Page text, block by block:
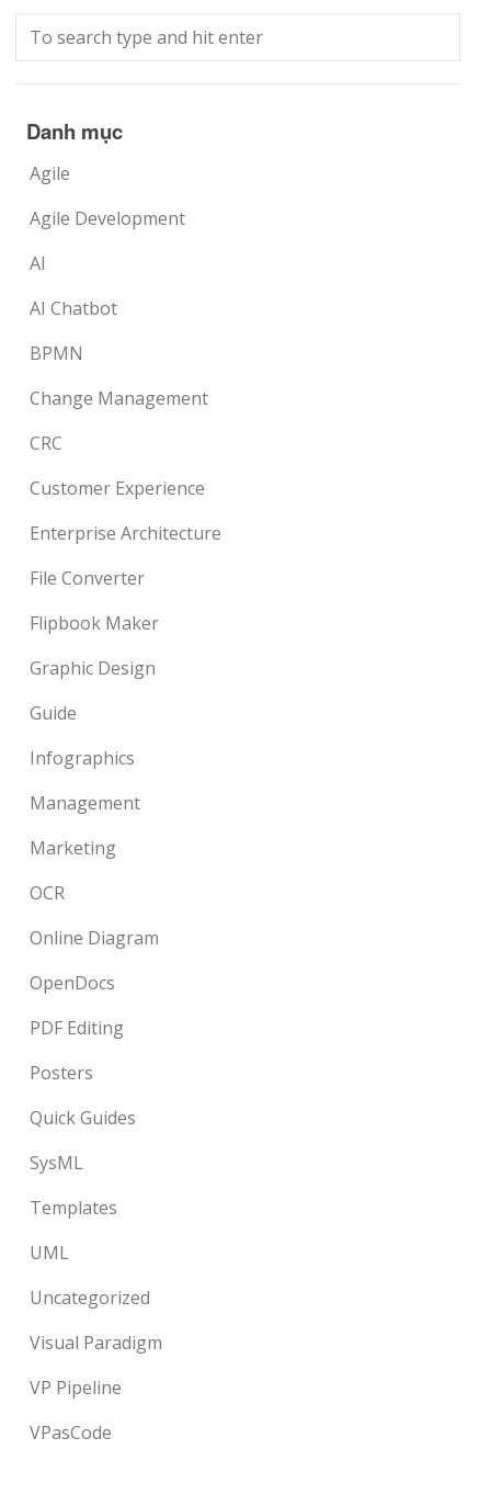
Danh mục
Agile
Agile Development
AI
AI Chatbot
BPMN
Change Management
CRC
Customer Experience
Enterprise Architecture
File Converter
Flipbook Maker
Graphic Design
Guide
Infographics
Management
Marketing
OCR
Online Diagram
OpenDocs
PDF Editing
Posters
Quick Guides
SysML
Templates
UML
Uncategorized
Visual Paradigm
VP Pipeline
VPasCode